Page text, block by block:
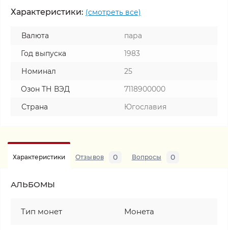
Характеристики: (смотреть все)
Валюта
пара
Год выпуска
1983
Номинал
25
Озон ТН ВЭД
7118900000
Страна
Югославия
Характеристики Отзывов 0 Вопросы 0
АЛЬБОМЫ
Тип монет Монета